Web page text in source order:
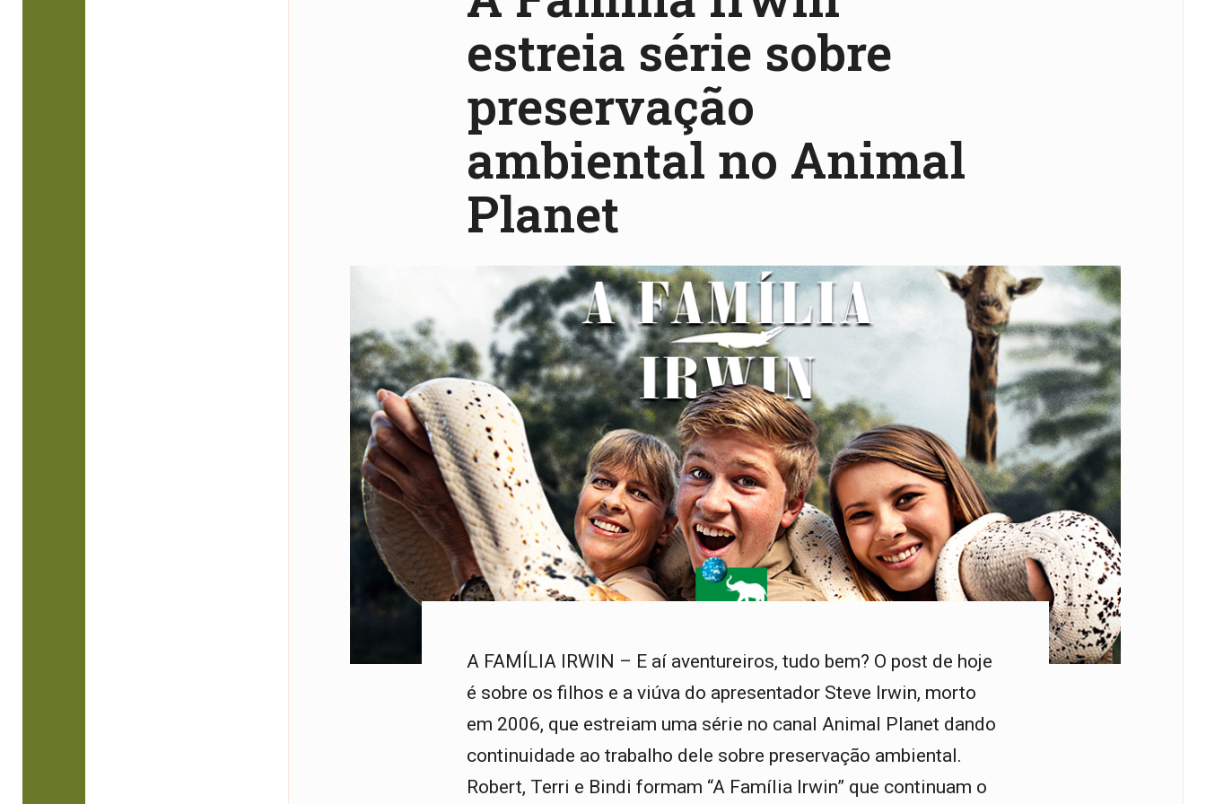
estreia série sobre
preservação
ambiental no Animal
Planet
A FAMÍLIA IRWIN – E aí aventureiros, tudo bem? O post de hoje
é sobre os filhos e a viúva do apresentador Steve Irwin, morto
em 2006, que estreiam uma série no canal Animal Planet dando
continuidade ao trabalho dele sobre preservação ambiental.
Robert, Terri e Bindi formam “A Família Irwin” que continuam o